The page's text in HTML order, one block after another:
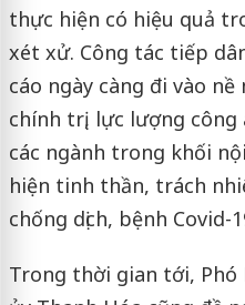
thực hiện có hiệu quả
xét xử. Công tác tiếp
cáo ngày càng đi vào
chính trị, lực lượng
các ngành trong khối
hiện tinh thần, trách
chống dịch, bệnh Covid-
Trong thời gian tới,